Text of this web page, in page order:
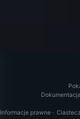
Informacje prawne ·